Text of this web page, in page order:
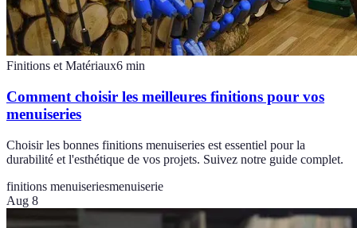
Finitions et Matériaux6 min
Comment choisir les meilleures finitions pour vos
menuiseries
Choisir les bonnes finitions menuiseries est essentiel pour la
durabilité et l'esthétique de vos projets. Suivez notre guide complet.
finitions menuiseriesmenuiserie
Aug 8